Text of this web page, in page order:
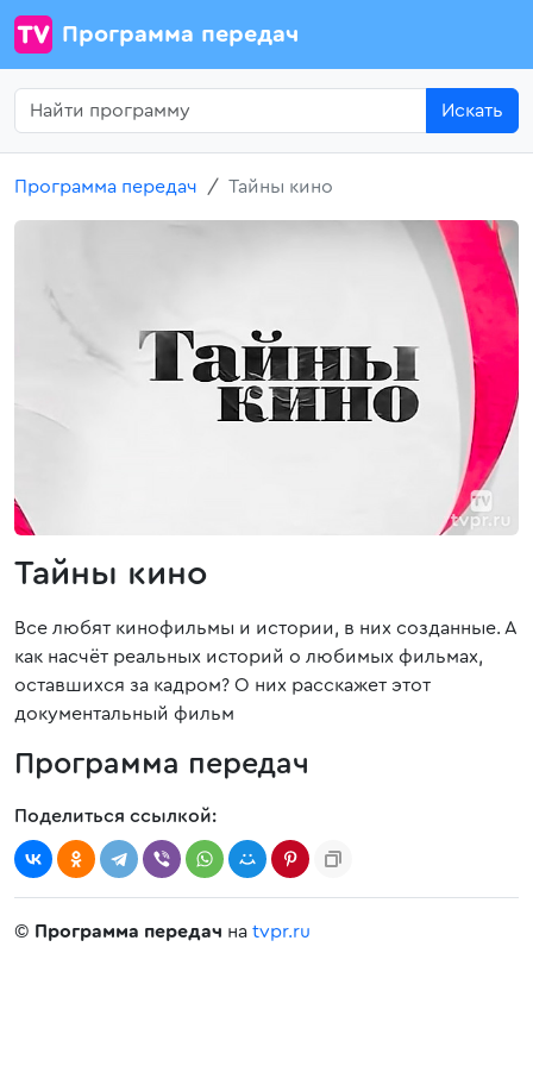
Программа передач
Искать
Программа передач Тайны кино
Тайны кино
Все любят кинофильмы и истории, в них созданные. А
как насчёт реальных историй о любимых фильмах,
оставшихся за кадром? О них расскажет этот
документальный фильм
Программа передач
Поделиться ссылкой:
© Программа передач на tvpr.ru